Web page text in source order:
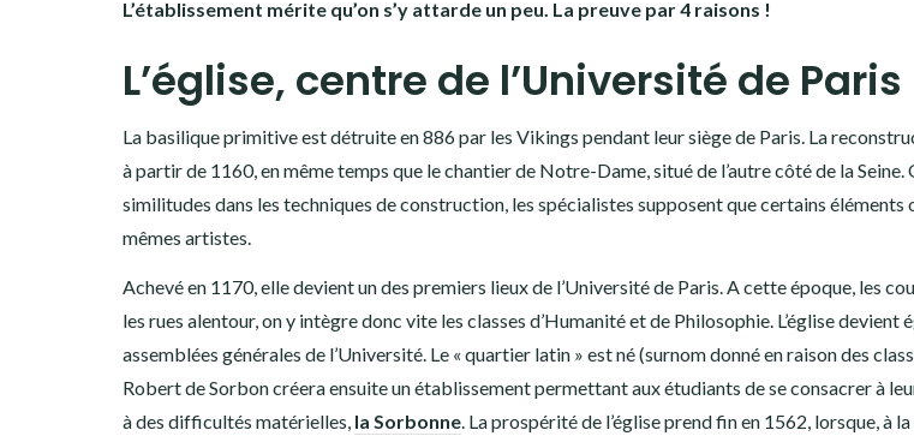
L’établissement mérite qu’on s’y attarde un peu. La preuve par 4 raisons !
L’église, centre de l’Université de Paris
La basilique primitive est détruite en 886 par les Vikings pendant leur siège de Paris. La
à partir de 1160, en même temps que le chantier de Notre-Dame, situé de l’autre côté de la Seine.
similitudes dans les techniques de construction, les spécialistes supposent que certains éléments
mêmes artistes.
Achevé en 1170, elle devient un des premiers lieux de l’Université de Paris. A cette époque, les
les rues alentour, on y intègre donc vite les classes d’Humanité et de Philosophie. L’église devient
assemblées générales de l’Université. Le « quartier latin » est né (surnom donné en raison des
Robert de Sorbon créera ensuite un établissement permettant aux étudiants de se consacrer à
à des difficultés matérielles, la Sorbonne . La prospérité de l’église prend fin en 1562, lorsque, à